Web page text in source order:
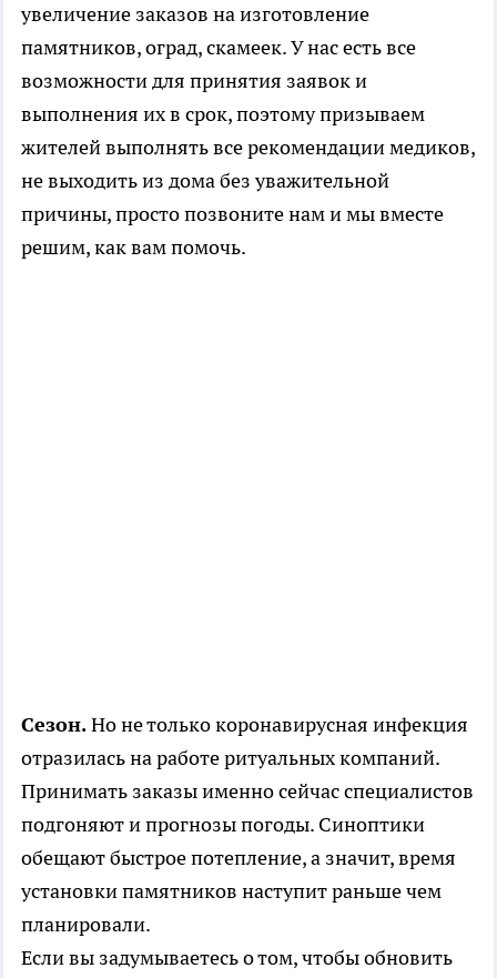
увеличение заказов на изготовление
памятников, оград, скамеек. У нас есть все
возможности для принятия заявок и
выполнения их в срок, поэтому призываем
жителей выполнять все рекомендации медиков,
не выходить из дома без уважительной
причины, просто позвоните нам и мы вместе
решим, как вам помочь.
Сезон.Но не только коронавирусная инфекция
отразилась на работе ритуальных компаний.
Принимать заказы именно сейчас специалистов
подгоняют и прогнозы погоды. Синоптики
обещают быстрое потепление, а значит, время
установки памятников наступит раньше чем
планировали.
Если вы задумываетесь о том, чтобы обновить